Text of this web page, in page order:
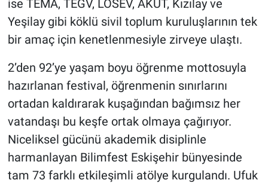
ise TEMA, TEGV, LÖSEV, AKUT, Kızılay ve
Yeşilay gibi köklü sivil toplum kuruluşlarının tek
bir amaç için kenetlenmesiyle zirveye ulaştı.
2’den 92’ye yaşam boyu öğrenme mottosuyla
hazırlanan festival, öğrenmenin sınırlarını
ortadan kaldırarak kuşağından bağımsız her
vatandaşı bu keşfe ortak olmaya çağırıyor.
Niceliksel gücünü akademik disiplinle
harmanlayan Bilimfest Eskişehir bünyesinde
tam 73 farklı etkileşimli atölye kurgulandı. Ufuk